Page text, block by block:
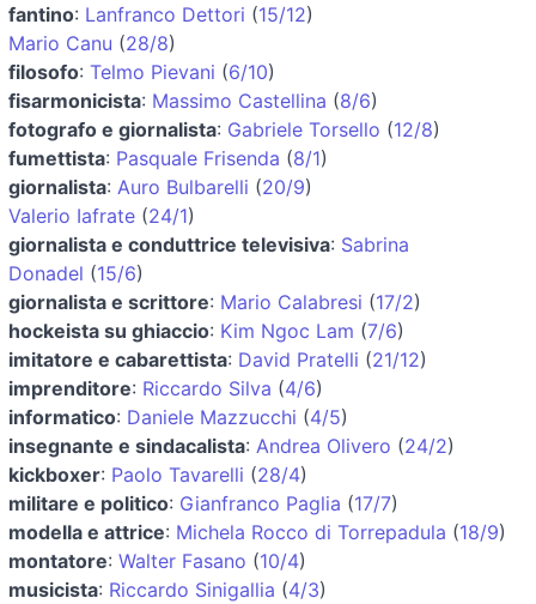
fantino: Lanfranco Dettori (15/12)
Mario Canu (28/8)
filosofo: Telmo Pievani (6/10)
fisarmonicista: Massimo Castellina (8/6)
fotografo e giornalista: Gabriele Torsello (12/8)
fumettista: Pasquale Frisenda (8/1)
giornalista: Auro Bulbarelli (20/9)
Valerio Iafrate (24/1)
giornalista e conduttrice televisiva: Sabrina
Donadel (15/6)
giornalista e scrittore: Mario Calabresi (17/2)
hockeista su ghiaccio: Kim Ngoc Lam (7/6)
imitatore e cabarettista: David Pratelli (21/12)
imprenditore: Riccardo Silva (4/6)
informatico: Daniele Mazzucchi (4/5)
insegnante e sindacalista: Andrea Olivero (24/2)
kickboxer: Paolo Tavarelli (28/4)
militare e politico: Gianfranco Paglia (17/7)
modella e attrice: Michela Rocco di Torrepadula (18/9)
montatore: Walter Fasano (10/4)
musicista: Riccardo Sinigallia (4/3)